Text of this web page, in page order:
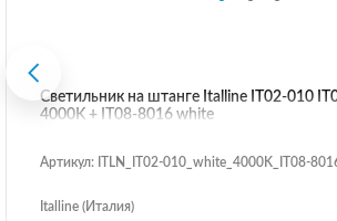
Светильник на штанге Italline IT02-010
4000K + IT08-8016 white
Артикул: ITLN_IT02-010_white_4000K_IT08-
Italline (Италия)